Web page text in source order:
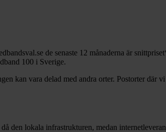
de senaste 12 månaderna är snittpriset
100 i Sverige.
kan vara delad med andra orter. Postorter där
den lokala infrastrukturen, medan